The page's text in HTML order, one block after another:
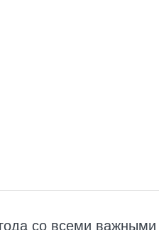
со всеми важными